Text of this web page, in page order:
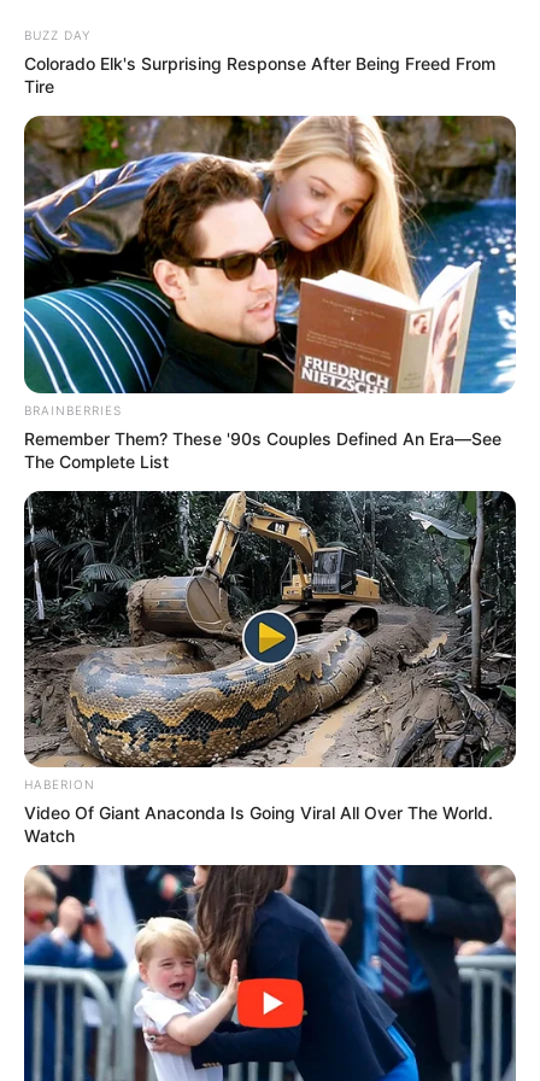
contenu LE MEILLEUR PRONOSTIC
Menu
PRONOSTIC QUINTÉ PRIX GRANDES
FONTAINES 31-03-2026
Dernière mise à jour le31 mars 2026 à 12:28
QUINTÉ AUJOURD’HUI : BASE GAGNANTE ET
BUZZ DAY
Colorado Elk's Surprising Response After Being Freed From
Tire
BRAINBERRIES
Remember Them? These '90s Couples Defined An Era—See
The Complete List
HABERION
Video Of Giant Anaconda Is Going Viral All Over The World.
Watch